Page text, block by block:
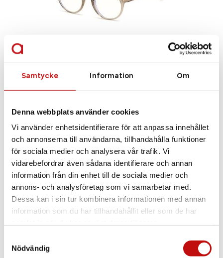
Samtycke Information Om
Denna webbplats använder cookies
Vi använder enhetsidentifierare för att anpassa innehållet
och annonserna till användarna, tillhandahålla funktioner
för sociala medier och analysera vår trafik. Vi
vidarebefordrar även sådana identifierare och annan
information från din enhet till de sociala medier och
annons- och analysföretag som vi samarbetar med.
Dessa kan i sin tur kombinera informationen med annan
information som du har tillhandahållit eller som de har
Nödvändig
Se alla bågar